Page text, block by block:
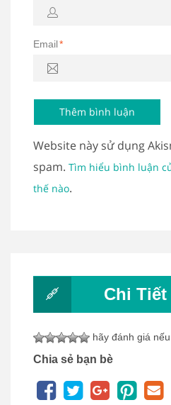
Email*
Website này sử dụng
spam. Tìm hiểu bình luận
thế nào.
Chi
hãy đánh giá
Chia sẻ bạn bè